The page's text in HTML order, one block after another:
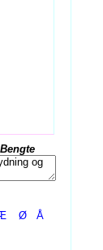
Bengte
Ø Å